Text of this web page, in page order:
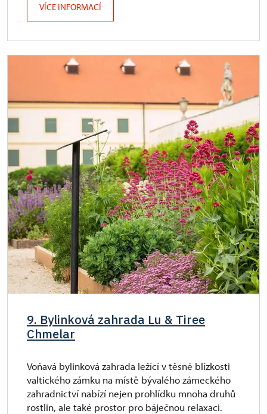
VÍCE INFORMACÍ
9. Bylinková zahrada Lu & Tiree
Chmelar
Voňavá bylinková zahrada ležící v těsné blízkosti
valtického zámku na místě bývalého zámeckého
zahradnictví nabízí nejen prohlídku mnoha druhů
rostlin, ale také prostor pro báječnou relaxaci.